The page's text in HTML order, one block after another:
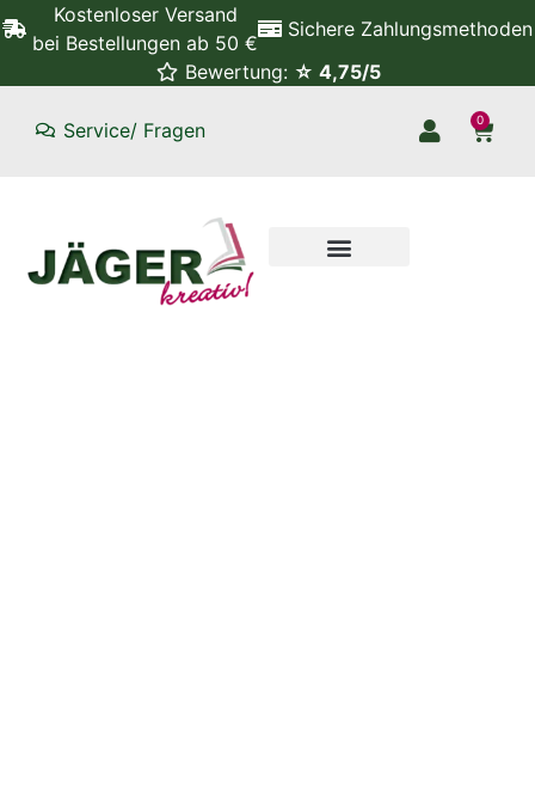
Kostenloser Versand
bei Bestellungen ab 50 €
Sichere Zahlungsmethoden
Bewertung: ☆ 4,75/5
Service/ Fragen 0